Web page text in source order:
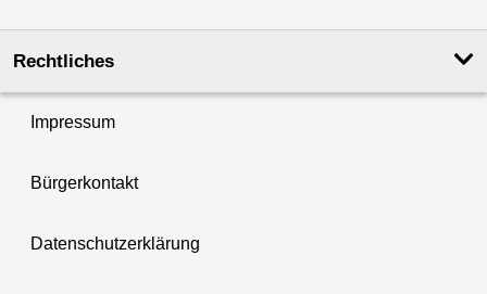
Rechtliches
Impressum
Bürgerkontakt
Datenschutzerklärung